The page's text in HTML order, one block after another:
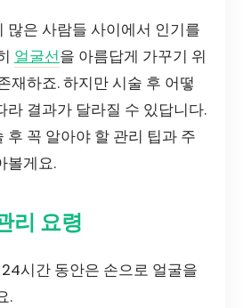
많은 사람들 사이에서 인기를
얼굴선을 아름답게 가꾸기 위
재하죠. 하지만 시술 후 어떻
라 결과가 달라질 수 있답니다.
후 꼭 알아야 할 관리 팁과 주
볼게요.
리 요령
시간 동안은 손으로 얼굴을
.